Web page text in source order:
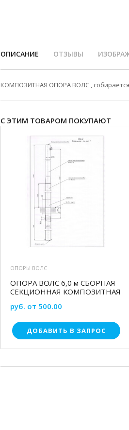
ОПИСАНИЕ ОТЗЫВЫ
КОМПОЗИТНАЯ ОПОРА ВОЛС ,
С ЭТИМ ТОВАРОМ ПОКУПАЮТ
ОПОРЫ ВОЛС
ОПОРА ВОЛС 6,0 м СБОРНАЯ
СЕКЦИОННАЯ КОМПОЗИТНАЯ
руб. от 500.00
ДОБАВИТЬ В ЗАПРОС